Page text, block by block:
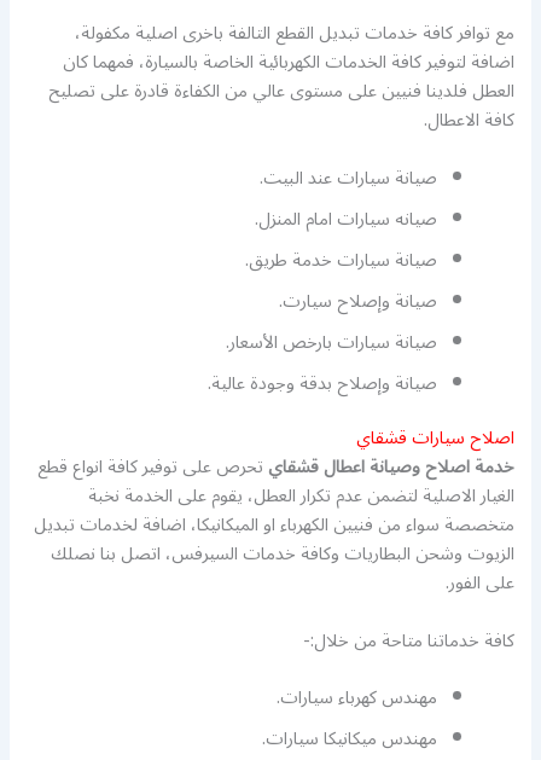
مع توافر كافة خدمات تبديل القطع التالفة باخرى اصلية مكفولة،
اضافة لتوفير كافة الخدمات الكهربائية الخاصة بالسيارة، فمهما كان
العطل فلدينا فنيين على مستوى عالي من الكفاءة قادرة على تصليح
كافة الاعطال.
صيانة سيارات عند البيت.
صيانه سيارات امام المنزل.
صيانة سيارات خدمة طريق.
صيانة وإصلاح سيارت.
صيانة سيارات بارخص الأسعار.
صيانة وإصلاح بدقة وجودة عالية.
اصلاح سيارات قشقاي
خدمة اصلاح وصيانة اعطال قشقايتحرص على توفير كافة انواع قطع
الغيار الاصلية لتضمن عدم تكرار العطل، يقوم على الخدمة نخبة
متخصصة سواء من فنيين الكهرباء او الميكانيكا، اضافة لخدمات تبديل
الزيوت وشحن البطاريات وكافة خدمات السيرفس، اتصل بنا نصلك
على الفور.
كافة خدماتنا متاحة من خلال:-
مهندس كهرباء سيارات.
مهندس ميكانيكا سيارات.